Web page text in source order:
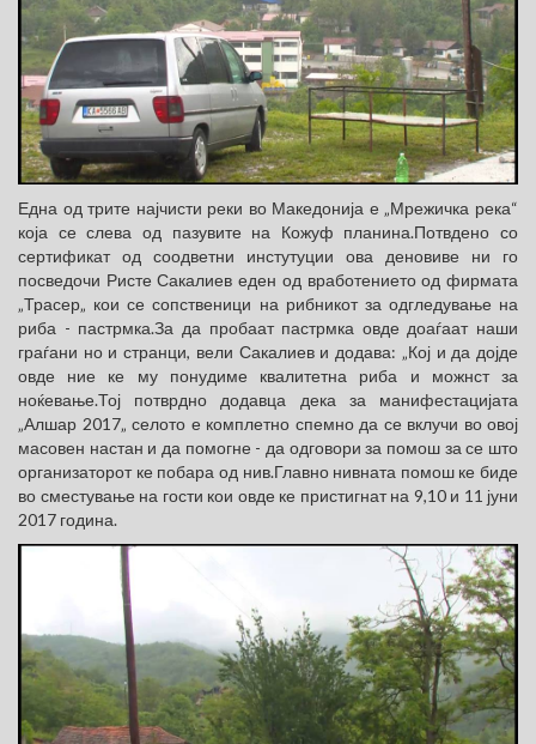
Една од трите најчисти реки во Македонија е „Мрежичка река“
која се слева од пазувите на Кожуф планина.Потвдено со
сертификат од соодветни инстутуции ова деновиве ни го
посведочи Ристе Сакалиев еден од вработението од фирмата
„Трасер„ кои се сопственици на рибникот за одгледување на
риба - пастрмка.За да пробаат пастрмка овде доаѓаат наши
граѓани но и странци, вели Сакалиев и додава: „Кој и да дојде
овде ние ке му понудиме квалитетна риба и можнст за
ноќевање.Тој потврдно додавца дека за манифестацијата
„Алшар 2017„ селото е комплетно спемно да се вклучи во овој
масовен настан и да помогне - да одговори за помош за се што
организаторот ке побара од нив.Главно нивната помош ке биде
во сместување на гости кои овде ке пристигнат на 9,10 и 11 јуни
2017 година.